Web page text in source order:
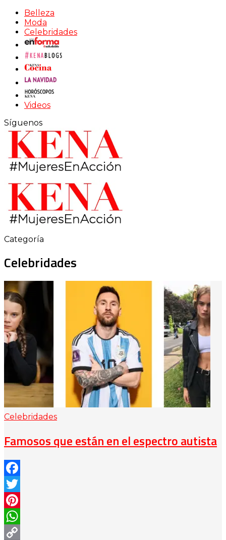
Belleza
Moda
Celebridades
Videos
Síguenos
Categoría
Celebridades
Celebridades
Famosos que están en el espectro autista
Facebook
Twitter
Pinterest
WhatsApp